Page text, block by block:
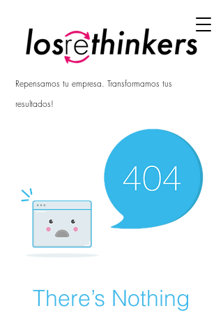
Repensamos tu empresa. Transformamos tus
resultados!
There’s Nothing